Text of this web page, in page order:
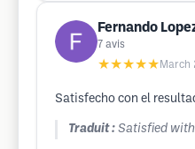
Fernando
7 avis
★★★★★ March
Satisfecho con el
Traduit : Satisfied